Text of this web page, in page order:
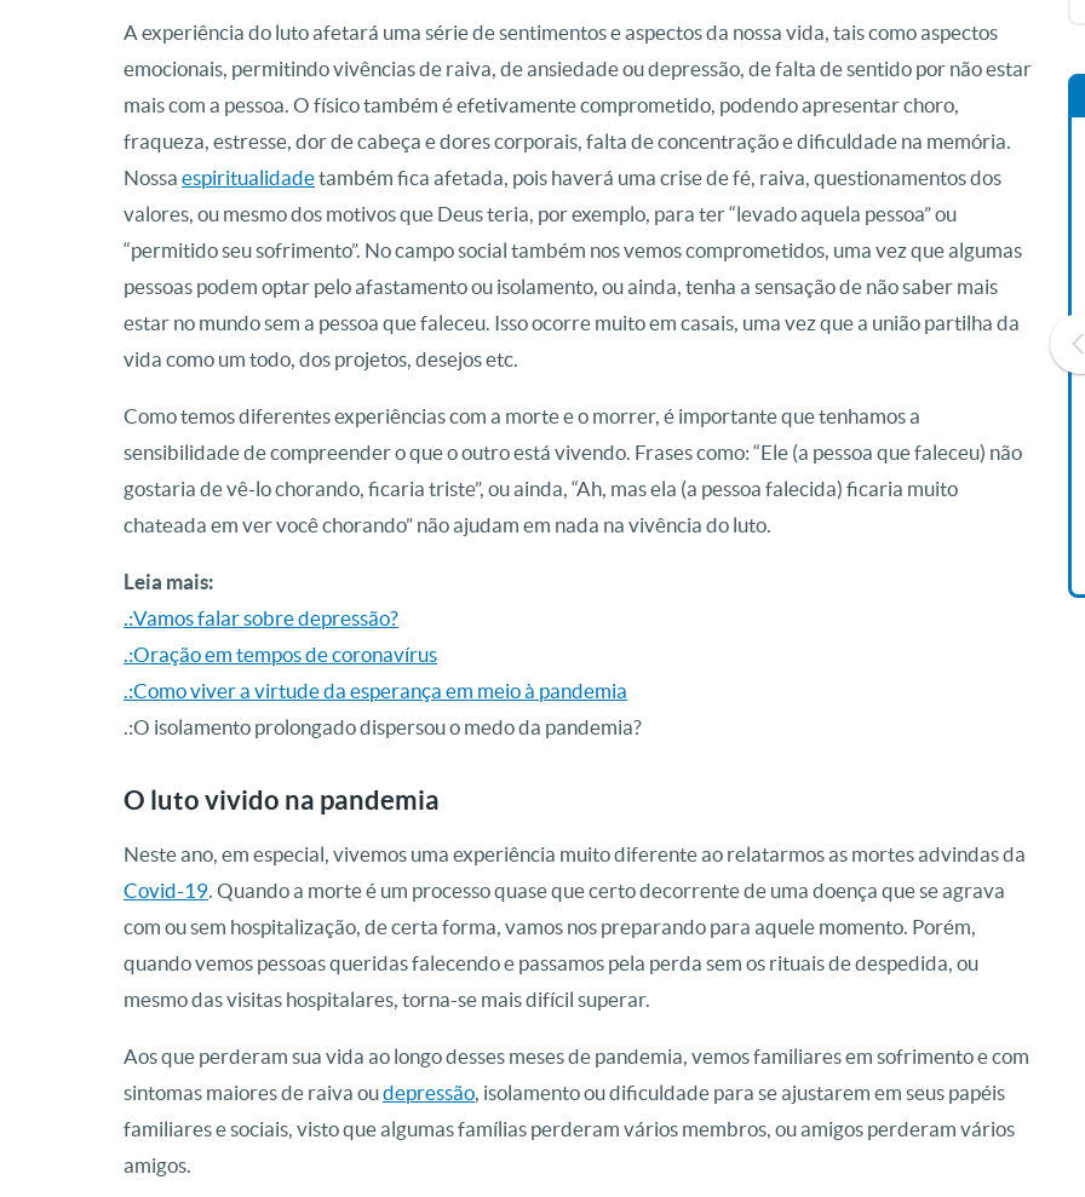
A experiência do luto afetará uma série de sentimentos e aspectos da nossa vida, tais como aspectos
emocionais, permitindo vivências de raiva, de ansiedade ou depressão, de falta de sentido por não estar
mais com a pessoa. O físico também é efetivamente comprometido, podendo apresentar choro,
fraqueza, estresse, dor de cabeça e dores corporais, falta de concentração e dificuldade na memória.
Nossa espiritualidadetambém fica afetada, pois haverá uma crise de fé, raiva, questionamentos dos
valores, ou mesmo dos motivos que Deus teria, por exemplo, para ter “levado aquela pessoa” ou
“permitido seu sofrimento”. No campo social também nos vemos comprometidos, uma vez que algumas
pessoas podem optar pelo afastamento ou isolamento, ou ainda, tenha a sensação de não saber mais
estar no mundo sem a pessoa que faleceu. Isso ocorre muito em casais, uma vez que a união partilha da
vida como um todo, dos projetos, desejos etc.
Como temos diferentes experiências com a morte e o morrer, é importante que tenhamos a
sensibilidade de compreender o que o outro está vivendo. Frases como: “Ele (a pessoa que faleceu) não
gostaria de vê-lo chorando, ficaria triste”, ou ainda, “Ah, mas ela (a pessoa falecida) ficaria muito
chateada em ver você chorando” não ajudam em nada na vivência do luto.
Leia mais:
.:Vamos falar sobre depressão?
.:Oração em tempos de coronavírus
.:Como viver a virtude da esperança em meio à pandemia
.:O isolamento prolongado dispersou o medo da pandemia?
O luto vivido na pandemia
Neste ano, em especial, vivemos uma experiência muito diferente ao relatarmos as mortes advindas da
Covid-19. Quando a morte é um processo quase que certo decorrente de uma doença que se agrava
com ou sem hospitalização, de certa forma, vamos nos preparando para aquele momento. Porém,
quando vemos pessoas queridas falecendo e passamos pela perda sem os rituais de despedida, ou
mesmo das visitas hospitalares, torna-se mais difícil superar.
Aos que perderam sua vida ao longo desses meses de pandemia, vemos familiares em sofrimento e com
sintomas maiores de raiva oudepressão, isolamento ou dificuldade para se ajustarem em seus papéis
familiares e sociais, visto que algumas famílias perderam vários membros, ou amigos perderam vários
amigos.
Livro O Padre: A História De
Vida De Jonas Abib
R$ 42,41